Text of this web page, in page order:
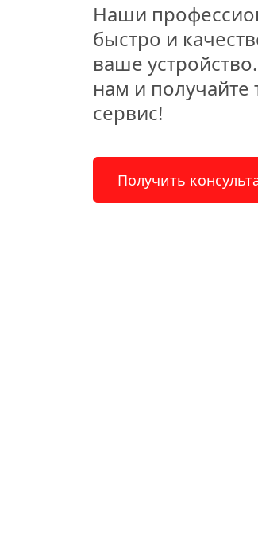
Наши
быстро и
ваше
нам и
сервис!
Получить